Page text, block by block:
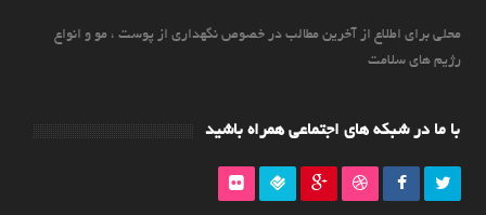
محلی برای اطلاع از آخرین مطالب در خصوص نگهداری از پوست ، مو و انواع
رژیم های سلامت
با ما در شبکه های اجتماعی همراه باشید